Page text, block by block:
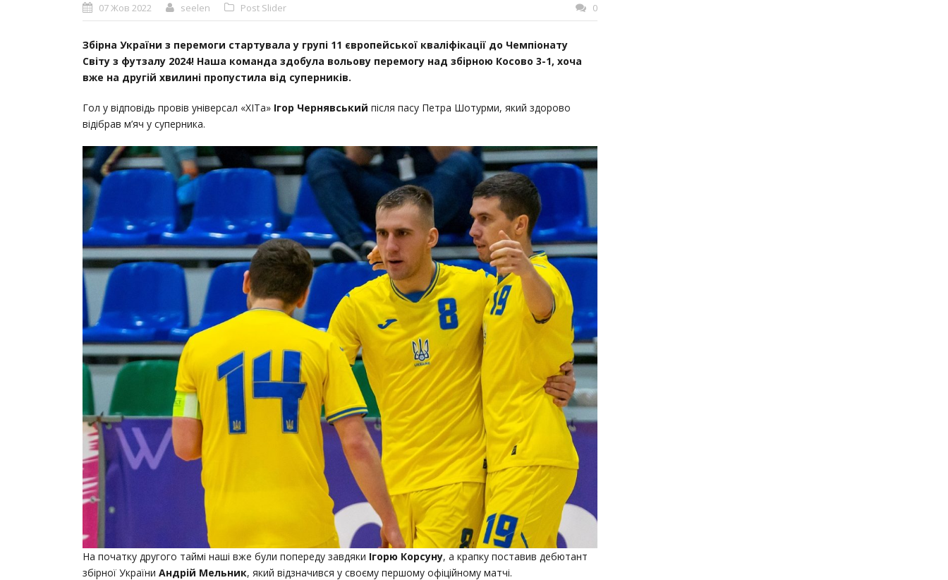
07 Жов 2022 seelen Post Slider 0
Збірна України з перемоги стартувала у групі 11 європейської кваліфікації до Чемпіонату
Світу з футзалу 2024! Наша команда здобула вольову перемогу над збірною Косово 3-1, хоча
вже на другій хвилині пропустила від суперників.
Гол у відповідь провів універсал «ХІТа» Ігор Чернявський після пасу Петра Шотурми, який здорово
відібрав м’яч у суперника.
На початку другого таймі наші вже були попереду завдяки Ігорю Корсуну, а крапку поставив дебютант
збірної України Андрій Мельник, який відзначився у своєму першому офіційному матчі.